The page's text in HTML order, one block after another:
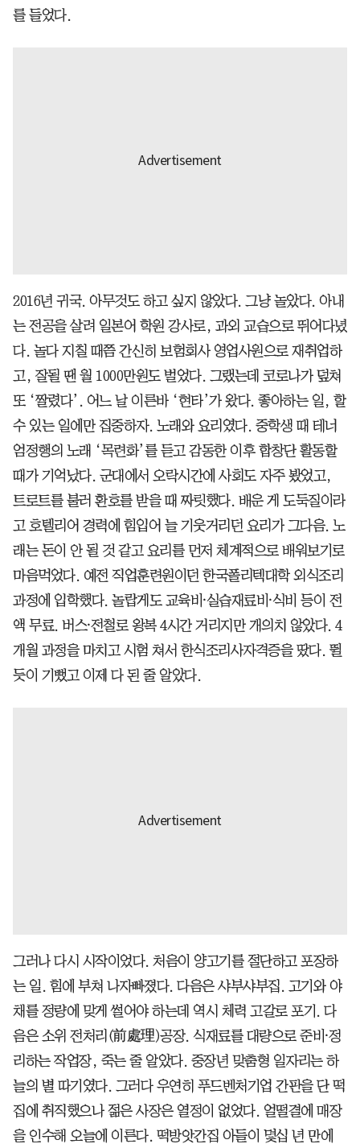
를 들었다.
2016년 귀국. 아무것도 하고 싶지 않았다. 그냥 놀았다. 아내
는 전공을 살려 일본어 학원 강사로, 과외 교습으로 뛰어다녔
다. 놀다 지칠 때쯤 간신히 보험회사 영업사원으로 재취업하
고, 잘될 땐 월 1000만원도 벌었다. 그랬는데 코로나가 덮쳐
또 ‘짤렸다’. 어느 날 이른바 ‘현타’가 왔다. 좋아하는 일, 할
수 있는 일에만 집중하자. 노래와 요리였다. 중학생 때 테너
엄정행의 노래 ‘목련화’를 듣고 감동한 이후 합창단 활동할
때가 기억났다. 군대에서 오락시간에 사회도 자주 봤었고,
트로트를 불러 환호를 받을 때 짜릿했다. 배운 게 도둑질이라
고 호텔리어 경력에 힘입어 늘 기웃거리던 요리가 그다음. 노
래는 돈이 안 될 것 같고 요리를 먼저 체계적으로 배워보기로
마음먹었다. 예전 직업훈련원이던 한국폴리텍대학 외식조리
과정에 입학했다. 놀랍게도 교육비⸱실습재료비⸱식비 등이 전
액 무료. 버스⸱전철로 왕복 4시간 거리지만 개의치 않았다. 4
개월 과정을 마치고 시험 쳐서 한식조리사자격증을 땄다. 뛸
듯이 기뻤고 이제 다 된 줄 알았다.
그러나 다시 시작이었다. 처음이 양고기를 절단하고 포장하
는 일. 힘에 부쳐 나자빠졌다. 다음은 샤부샤부집. 고기와 야
채를 정량에 맞게 썰어야 하는데 역시 체력 고갈로 포기. 다
음은 소위 전처리(前處理)공장. 식재료를 대량으로 준비⸱정
리하는 작업장, 죽는 줄 알았다. 중장년 맞춤형 일자리는 하
늘의 별 따기였다. 그러다 우연히 푸드벤처기업 간판을 단 떡
집에 취직했으나 젊은 사장은 열정이 없었다. 얼떨결에 매장
을 인수해 오늘에 이른다. 떡방앗간집 아들이 몇십 년 만에